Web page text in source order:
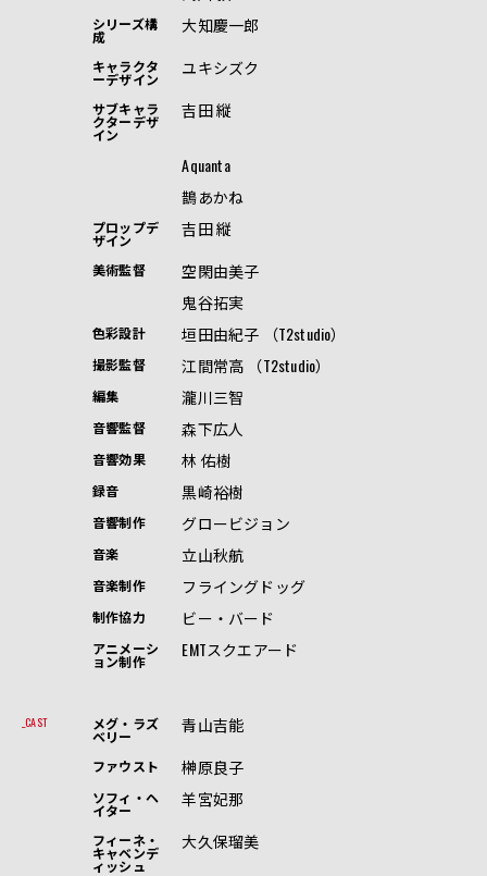
シリーズ構
成
大知慶一郎
キャラクタ
ーデザイン
ユキシズク
サブキャラ
クターデザ
イン
吉田 縦
Aquanta
鵲あかね
プロップデ
ザイン
吉田 縦
美術監督
空閑由美子
鬼谷拓実
色彩設計 垣田由紀子 （T2studio）
撮影監督 江間常高 （T2studio）
編集 瀧川三智
音響監督 森下広人
音響効果 林 佑樹
録音 黒崎裕樹
音響制作 グロービジョン
音楽 立山秋航
音楽制作 フライングドッグ
制作協力 ビー・バード
アニメーシ
ョン制作
EMTスクエアード
CAST メグ・ラズ
ベリー
青山吉能
ファウスト 榊󠄀原良子
ソフィ・ヘ
イター
羊宮妃那
フィーネ・
キャベンデ
ィッシュ
大久保瑠美